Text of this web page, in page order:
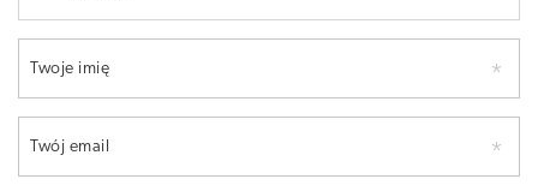
Twoje imię
Twój email